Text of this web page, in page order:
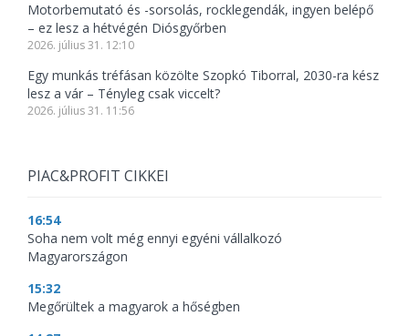
Motorbemutató és -sorsolás, rocklegendák, ingyen belépő
– ez lesz a hétvégén Diósgyőrben
2026. július 31. 12:10
Egy munkás tréfásan közölte Szopkó Tiborral, 2030-ra kész
lesz a vár – Tényleg csak viccelt?
2026. július 31. 11:56
PIAC&PROFIT CIKKEI
16:54
Soha nem volt még ennyi egyéni vállalkozó
Magyarországon
15:32
Megőrültek a magyarok a hőségben